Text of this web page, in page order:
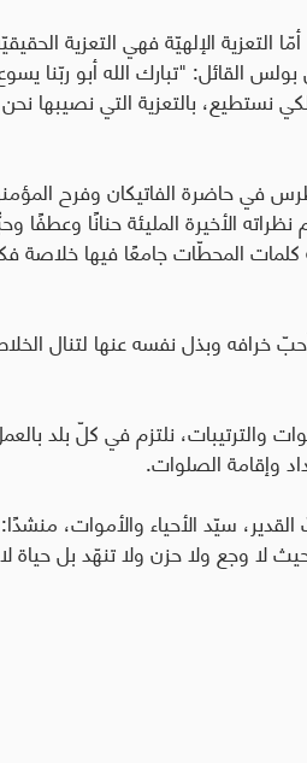
التعزية الإلهيّة فهي التعزية
القائل: "تبارك الله أبو ربّنا
نستطيع، بالتعزية التي نصيبها
في حاضرة الفاتيكان وفرح
الأخيرة المليئة حنانًا وعطفًا
المحطّات جامعًا فيها خلاصة
خرافه وبذل نفسه عنها لتنال
نلتزم في كلّ بلد
وإقامة الصلوات.
سيّد الأحياء والأموات،
لا وجع ولا حزن ولا تنهّد بل حياة لا